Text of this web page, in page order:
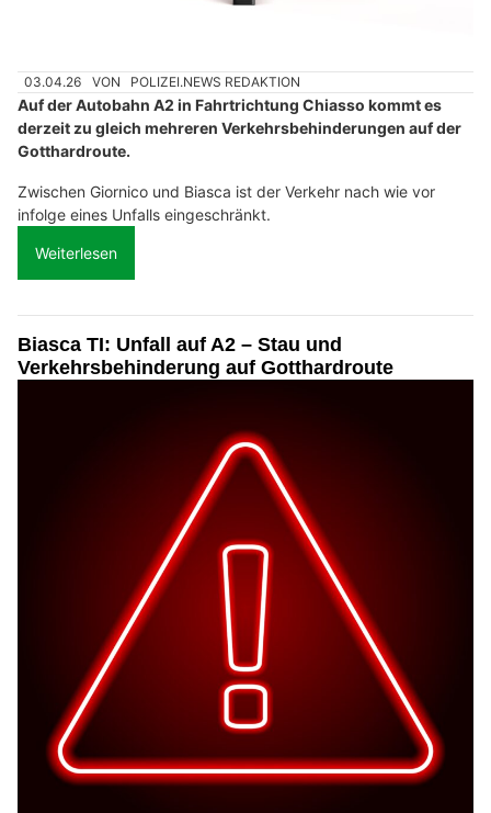
03.04.26 VON POLIZEI.NEWS REDAKTION
Auf der Autobahn A2 in Fahrtrichtung Chiasso kommt es
derzeit zu gleich mehreren Verkehrsbehinderungen auf der
Gotthardroute.
Zwischen Giornico und Biasca ist der Verkehr nach wie vor
infolge eines Unfalls eingeschränkt.
Weiterlesen
Biasca TI: Unfall auf A2 – Stau und
Verkehrsbehinderung auf Gotthardroute